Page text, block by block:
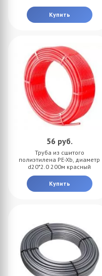
Купить
56 руб.
Труба из сшитого
полиэтилена PE-Xb, диаметр
d20*2.0 200м красный
Купить